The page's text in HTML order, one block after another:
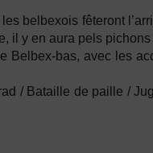
belbexois fêteront
il y en aura pels
Belbex-bas, avec les
/ Bataille de paille /